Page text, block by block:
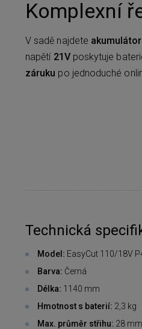
Komplexní
V sadě najdete
napětí 21Vposkytuje
záruku po jednoduché
Technická
Model: EasyCut 110/18V
Barva: Černá
Délka: 1140 mm
Hmotnost s baterií: 2,3 kg
Max. průměr střihu: 28 mm